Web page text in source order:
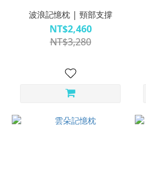
波浪記憶枕 | 頸部支撐
NT$2,460
NT$3,280